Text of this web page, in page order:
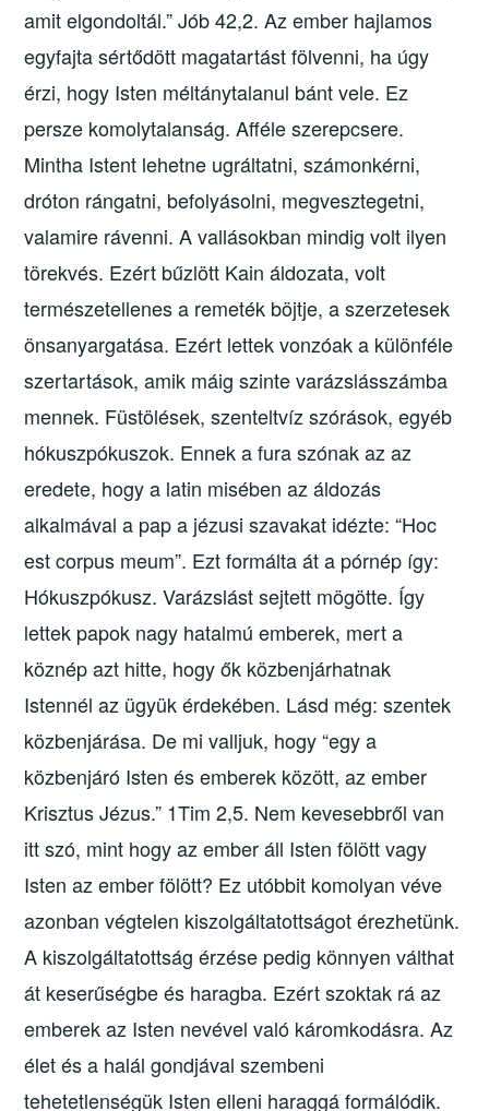
amit elgondoltál.” Jób 42,2. Az ember hajlamos
egyfajta sértődött magatartást fölvenni, ha úgy
érzi, hogy Isten méltánytalanul bánt vele. Ez
persze komolytalanság. Afféle szerepcsere.
Mintha Istent lehetne ugráltatni, számonkérni,
dróton rángatni, befolyásolni, megvesztegetni,
valamire rávenni. A vallásokban mindig volt ilyen
törekvés. Ezért bűzlött Kain áldozata, volt
természetellenes a remeték böjtje, a szerzetesek
önsanyargatása. Ezért lettek vonzóak a különféle
szertartások, amik máig szinte varázslásszámba
mennek. Füstölések, szenteltvíz szórások, egyéb
hókuszpókuszok. Ennek a fura szónak az az
eredete, hogy a latin misében az áldozás
alkalmával a pap a jézusi szavakat idézte: “Hoc
est corpus meum”. Ezt formálta át a pórnép így:
Hókuszpókusz. Varázslást sejtett mögötte. Így
lettek papok nagy hatalmú emberek, mert a
köznép azt hitte, hogy ők közbenjárhatnak
Istennél az ügyük érdekében. Lásd még: szentek
közbenjárása. De mi valljuk, hogy “egy a
közbenjáró Isten és emberek között, az ember
Krisztus Jézus.” 1Tim 2,5. Nem kevesebbről van
itt szó, mint hogy az ember áll Isten fölött vagy
Isten az ember fölött? Ez utóbbit komolyan véve
azonban végtelen kiszolgáltatottságot érezhetünk.
A kiszolgáltatottság érzése pedig könnyen válthat
át keserűségbe és haragba. Ezért szoktak rá az
emberek az Isten nevével való káromkodásra. Az
élet és a halál gondjával szembeni
tehetetlenségük Isten elleni haraggá formálódik.